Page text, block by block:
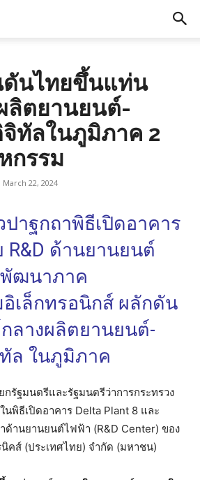
ดันไทยขึ้นแท่น
ลิตยานยนต์-
จิทัลในภูมิภาค 2
กรรม
March 22, 2024
าฐกถาพิธีเปิดอาคาร
R&D ด้านยานยนต์
ฒนาภาค
เล็กทรอนิกส์ ผลักดัน
ลางผลิตยานยนต์-
ล ในภูมิภาค
กรัฐมนตรีและรัฐมนตรีว่าการกระทรวง
นพิธีเปิดอาคาร Delta Plant 8 และ
านยานยนต์ไฟฟ้า (R&D Center) ของ
คส์ (ประเทศไทย) จำกัด (มหาชน)